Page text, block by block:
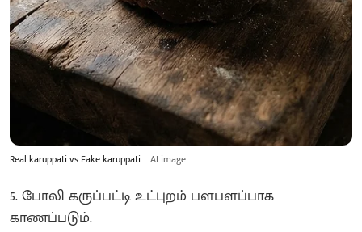
Real karuppati vs Fake karuppati AI image
5. போலி கருப்பட்டி உட்புறம் பளபளப்பாக
காணப்படும்.